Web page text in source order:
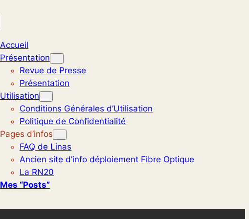
Accueil
Présentation
Revue de Presse
Présentation
Utilisation
Conditions Générales d’Utilisation
Politique de Confidentialité
Pages d’infos
FAQ de Linas
Ancien site d’info déploiement Fibre Optique
La RN20
Mes “posts”